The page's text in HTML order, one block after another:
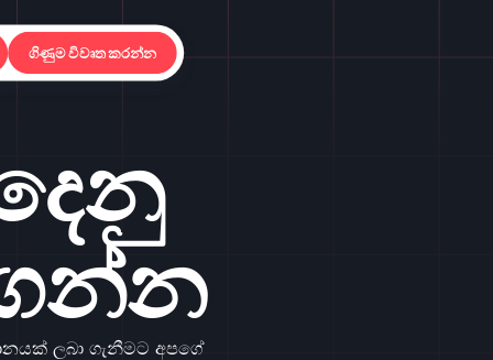
ගිණුම විවෘත කරන්න
ලබා ගැනීමට අපගේ